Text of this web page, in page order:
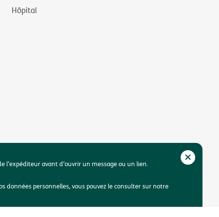
Hôpital
l’expéditeur avant d’ouvrir un message ou un lien.
données personnelles, vous pouvez le consulter sur notre